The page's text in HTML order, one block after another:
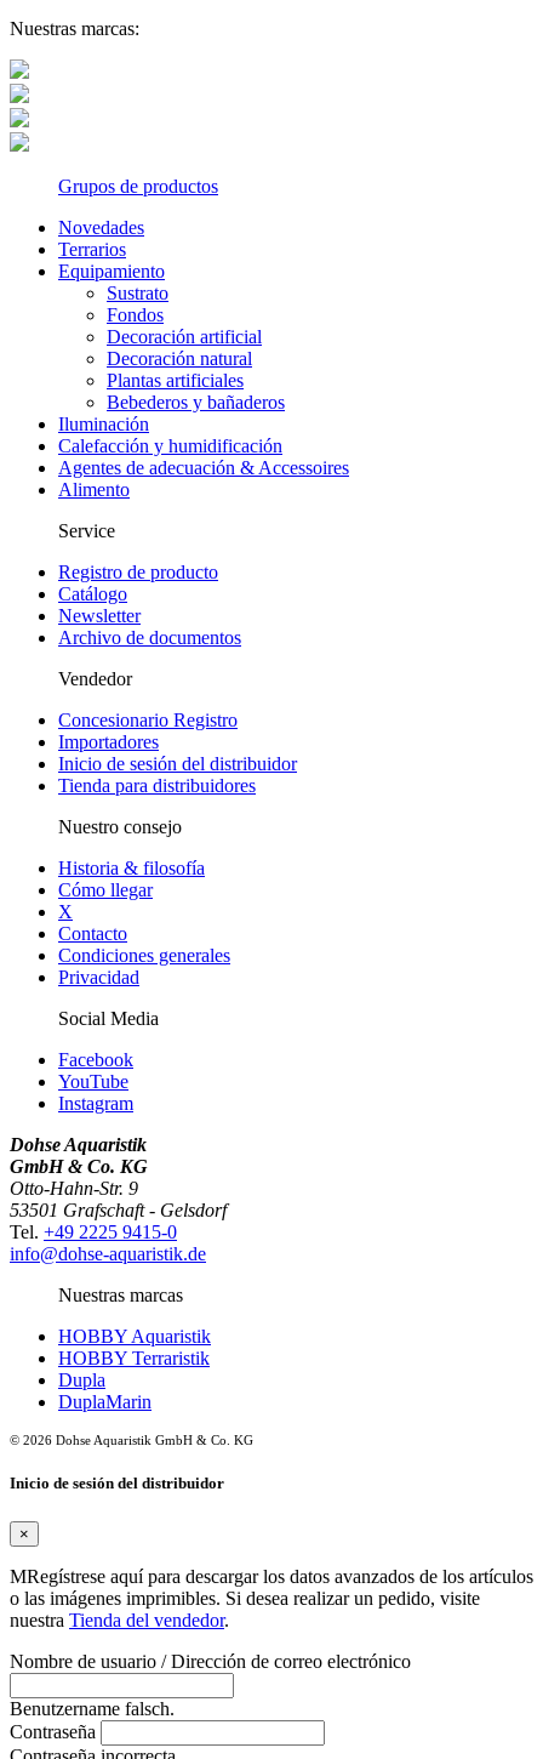
Nuestras marcas:
Grupos de productos
Novedades
Terrarios
Equipamiento
Sustrato
Fondos
Decoración artificial
Decoración natural
Plantas artificiales
Bebederos y bañaderos
Iluminación
Calefacción y humidificación
Agentes de adecuación & Accessoires
Alimento
Service
Registro de producto
Catálogo
Newsletter
Archivo de documentos
Vendedor
Concesionario Registro
Importadores
Inicio de sesión del distribuidor
Tienda para distribuidores
Nuestro consejo
Historia & filosofía
Cómo llegar
X
Contacto
Condiciones generales
Privacidad
Social Media
Facebook
YouTube
Instagram
Dohse Aquaristik
GmbH & Co. KG
Otto-Hahn-Str. 9
53501 Grafschaft - Gelsdorf
Tel. +49 2225 9415-0
info@dohse-aquaristik.de
Nuestras marcas
HOBBY Aquaristik
HOBBY Terraristik
Dupla
DuplaMarin
© 2026 Dohse Aquaristik GmbH & Co. KG
Inicio de sesión del distribuidor
×
MRegístrese aquí para descargar los datos avanzados de los artículos
o las imágenes imprimibles. Si desea realizar un pedido, visite
nuestra Tienda del vendedor.
Nombre de usuario / Dirección de correo electrónico
Benutzername falsch.
Contraseña